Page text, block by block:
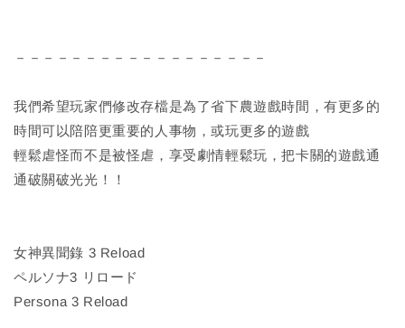
－－－－－－－－－－－－－－－－－－
我們希望玩家們修改存檔是為了省下農遊戲時間，有更多的
時間可以陪陪更重要的人事物，或玩更多的遊戲
輕鬆虐怪而不是被怪虐，享受劇情輕鬆玩，把卡關的遊戲通
通破關破光光！！
女神異聞錄 3 Reload
ペルソナ3 リロード
Persona 3 Reload